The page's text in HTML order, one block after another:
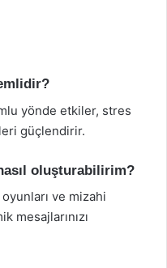
yönde etkiler, stres
güçlendirir.
oluşturabilirim?
ve mizahi
mesajlarınızı